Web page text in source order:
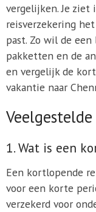
vergelijken. Je ziet
reisverzekering
past. Zo wil de
pakketten en de
en vergelijk de
vakantie naar
1. Wat is een
Een kortlopende
voor een korte
verzekerd voor